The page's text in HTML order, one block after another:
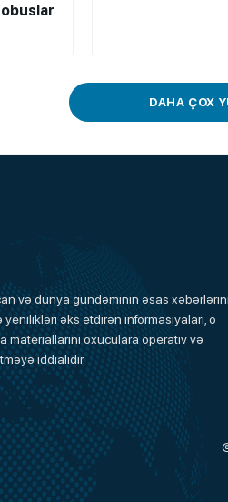
DAHA ÇOX
və dünya gündəminin əsas xəbərlərini,
əks etdirən informasiyaları, o
materiallarını oxuculara operativ və
iddialıdır.